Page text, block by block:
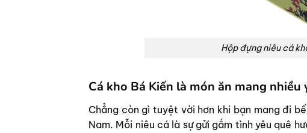
Hộp đựng niêu cá
Cá kho Bá Kiến là món ăn mang nhiều
Chẳng còn gì tuyệt vời hơn khi bạn mang đi
Nam. Mỗi niêu cá là sự gửi gắm tình yêu quê